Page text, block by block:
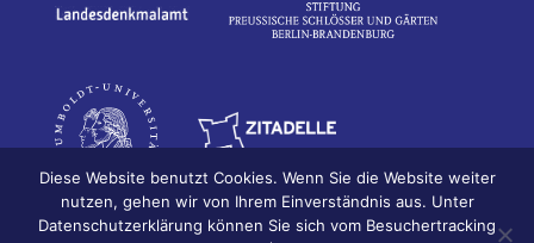
Diese Website benutzt Cookies. Wenn Sie die Website weiter
nutzen, gehen wir von Ihrem Einverständnis aus. Unter
Datenschutzerklärung können Sie sich vom Besuchertracking